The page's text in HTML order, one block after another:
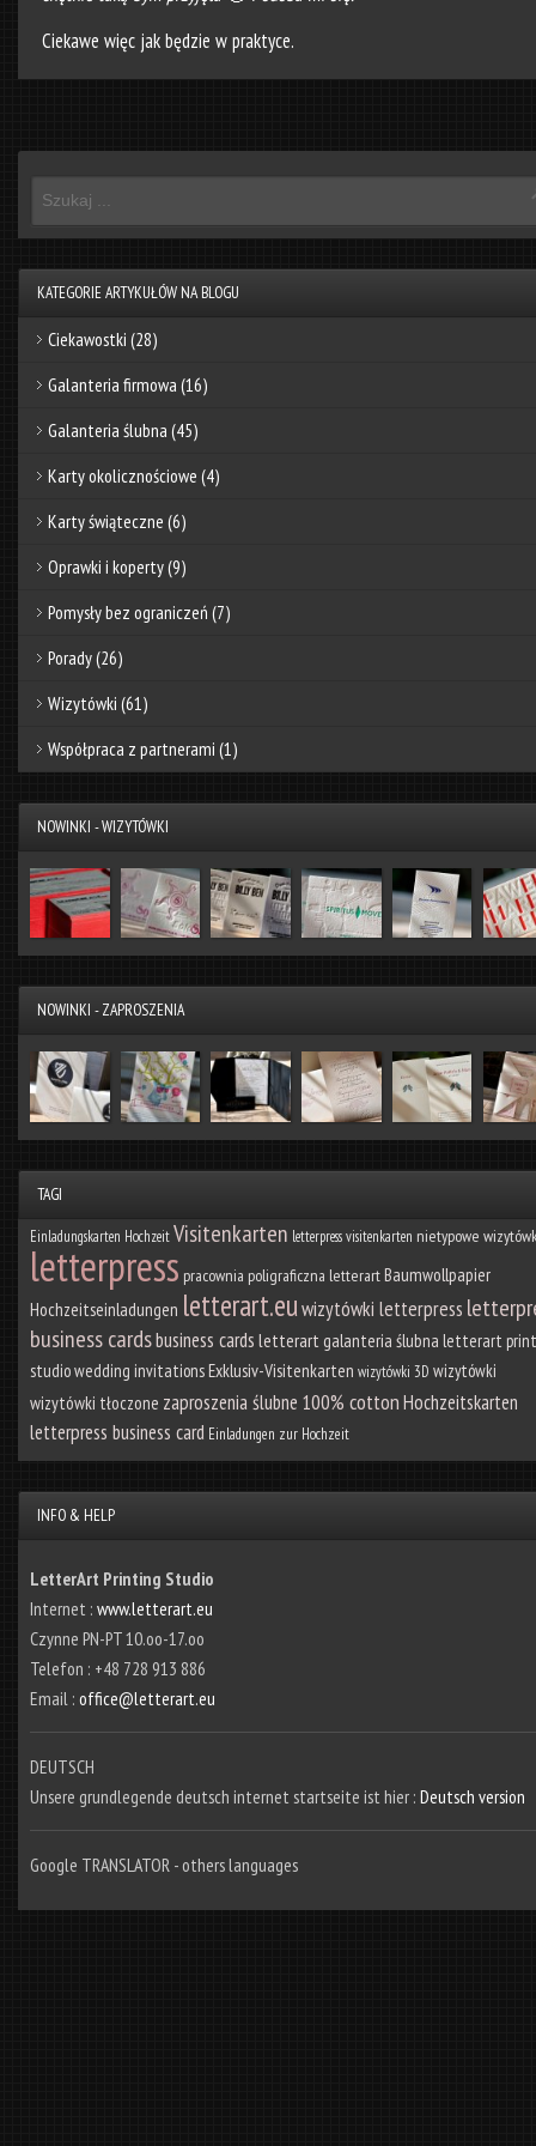
Ciekawe więc jak będzie w praktyce.
KATEGORIE ARTYKUŁÓW NA BLOGU
Ciekawostki (28)
Galanteria firmowa (16)
Galanteria ślubna (45)
Karty okolicznościowe (4)
Karty świąteczne (6)
Oprawki i koperty(9)
Pomysły bez ograniczeń (7)
Porady(26)
Wizytówki (61)
Współpraca z partnerami (1)
NOWINKI - WIZYTÓWKI
NOWINKI - ZAPROSZENIA
TAGI
Einladungskarten HochzeitVisitenkarten letterpress visitenkarten nietypowe
letterpress pracownia poligraficzna letterartBaumwollpapier
Hochzeitseinladungen letterart.euwizytówki letterpress
business cardsbusiness cards letterart galanteria ślubna letterart
studiowedding invitationsExklusiv-Visitenkarten wizytówki 3D wizytówki
wizytówki tłoczone zaproszenia ślubne 100% cottonHochzeitskarten
letterpress business card Einladungen zur Hochzeit
INFO & HELP
LetterArt Printing Studio
Internet : www.letterart.eu
Czynne PN-PT 10.oo-17.oo
Telefon : +48 728 913 886
Email : office@letterart.eu
DEUTSCH
Unsere grundlegende deutsch internet startseite ist hier : Deutsch version
Google TRANSLATOR - others languages